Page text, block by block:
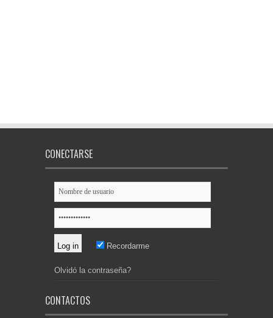
CONECTARSE
Recordarme
Olvidó la contraseña?
CONTACTOS